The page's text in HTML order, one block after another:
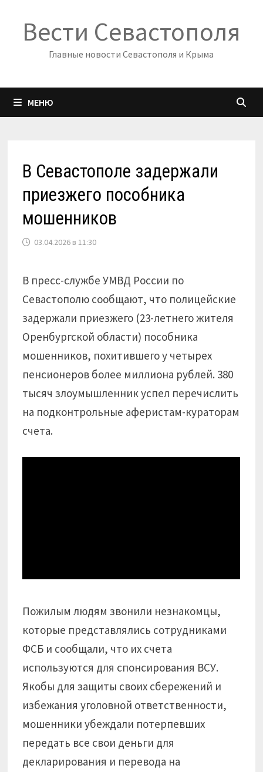
содержимому
Вести Севастополя
Главные новости Севастополя и Крыма
МЕНЮ
В Севастополе задержали
приезжего пособника
мошенников
03.04.2026 в 11:30
В пресс-службе УМВД России по
Севастополю сообщают, что полицейские
задержали приезжего (23-летнего жителя
Оренбургской области) пособника
мошенников, похитившего у четырех
пенсионеров более миллиона рублей. 380
тысяч злоумышленник успел перечислить
на подконтрольные аферистам-кураторам
счета.
Пожилым людям звонили незнакомцы,
которые представлялись сотрудниками
ФСБ и сообщали, что их счета
используются для спонсирования ВСУ.
Якобы для защиты своих сбережений и
избежания уголовной ответственности,
мошенники убеждали потерпевших
передать все свои деньги для
декларирования и перевода на